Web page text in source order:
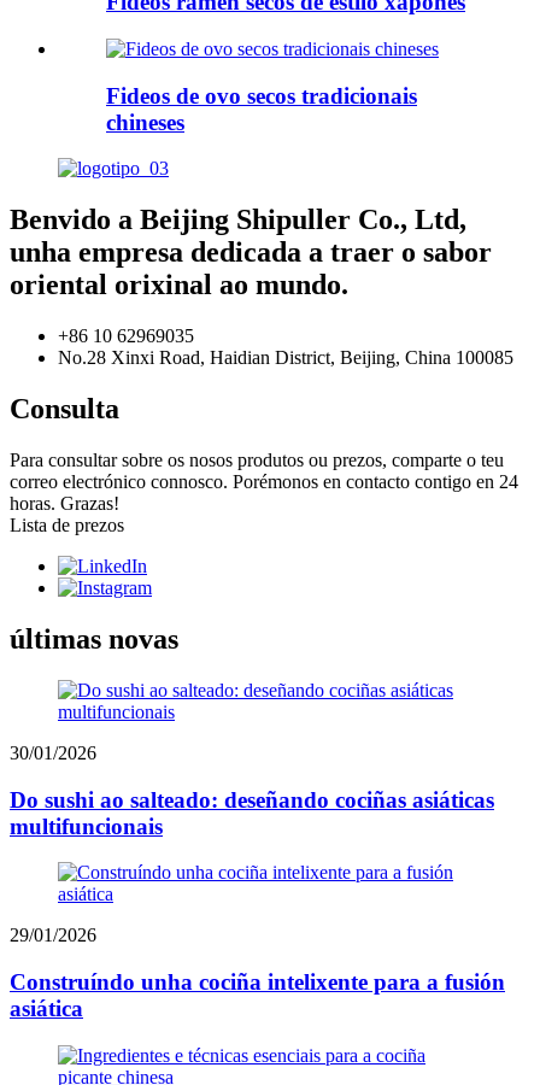
Fideos de ovo secos tradicionais
chineses
Benvido a Beijing Shipuller Co., Ltd,
unha empresa dedicada a traer o sabor
oriental orixinal ao mundo.
+86 10 62969035
No.28 Xinxi Road, Haidian District, Beijing, China 100085
Consulta
Para consultar sobre os nosos produtos ou prezos, comparte o teu
correo electrónico connosco. Porémonos en contacto contigo en 24
horas. Grazas!
Lista de prezos
últimas novas
30/01/2026
Do sushi ao salteado: deseñando cociñas asiáticas
multifuncionais
29/01/2026
Construíndo unha cociña intelixente para a fusión
asiática